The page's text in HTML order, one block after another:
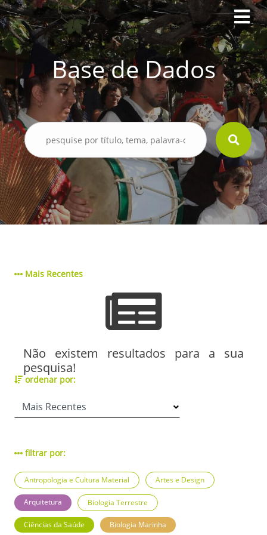
Base de Dados
Mais Recentes
Não existem resultados para a sua
pesquisa!
ordenar por:
filtrar por:
Antropologia e Cultura Material Artes e Design
Arquitetura Biologia Terrestre
Ciências da Saúde Biologia Marinha